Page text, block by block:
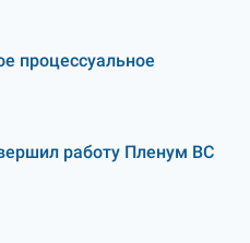
процессуальное
работу Пленум ВС